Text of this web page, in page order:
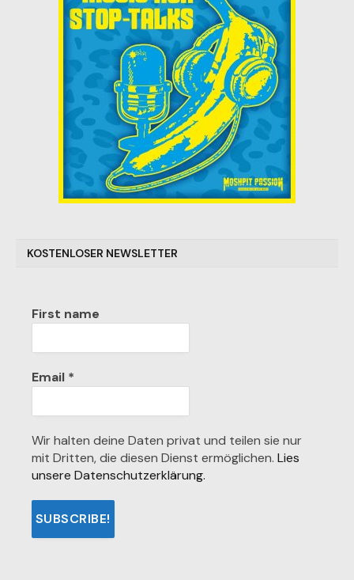
KOSTENLOSER NEWSLETTER
First name
Email *
Wir halten deine Daten privat und teilen sie nur
mit Dritten, die diesen Dienst ermöglichen. Lies
unsere Datenschutzerklärung.